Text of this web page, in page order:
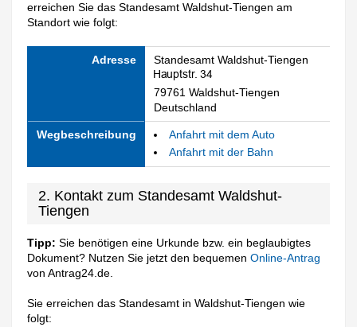
erreichen Sie das Standesamt Waldshut-Tiengen am
Standort wie folgt:
Adresse Standesamt Waldshut-Tiengen
79761 Waldshut-Tiengen
Deutschland
Wegbeschreibung
Anfahrt mit dem Auto
Anfahrt mit der Bahn
2. Kontakt zum Standesamt Waldshut-
Tiengen
Tipp: Sie benötigen eine Urkunde bzw. ein beglaubigtes
Dokument? Nutzen Sie jetzt den bequemenOnline-Antrag
von Antrag24.de.
Sie erreichen das Standesamt in Waldshut-Tiengen wie
folgt: